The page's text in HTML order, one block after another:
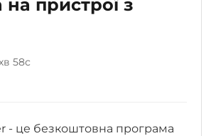
пристрої з
58с
- це безкоштовна програма